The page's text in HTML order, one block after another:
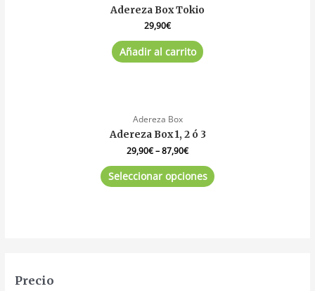
Adereza Box Tokio
29,90€
Añadir al carrito
Adereza Box
Adereza Box 1, 2 ó 3
29,90€–87,90€
Seleccionar opciones
Precio